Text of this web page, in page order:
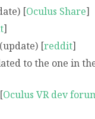
[Oculus Share]
]
[reddit]
to the one in
Oculus VR dev